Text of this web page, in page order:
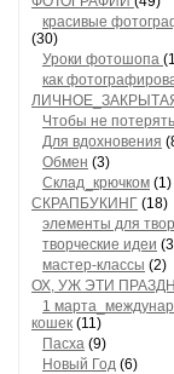
красивые
(30)
Уроки фотошопа
как
Чтобы не потерять
Для вдохновения
Обмен (3)
Склад_крючком (1)
СКРАПБУКИНГ (18)
элементы для
творческие идеи
мастер-классы (2)
ОХ, УЖ ЭТИ
1
кошек (11)
Пасха (9)
Новый Год (6)